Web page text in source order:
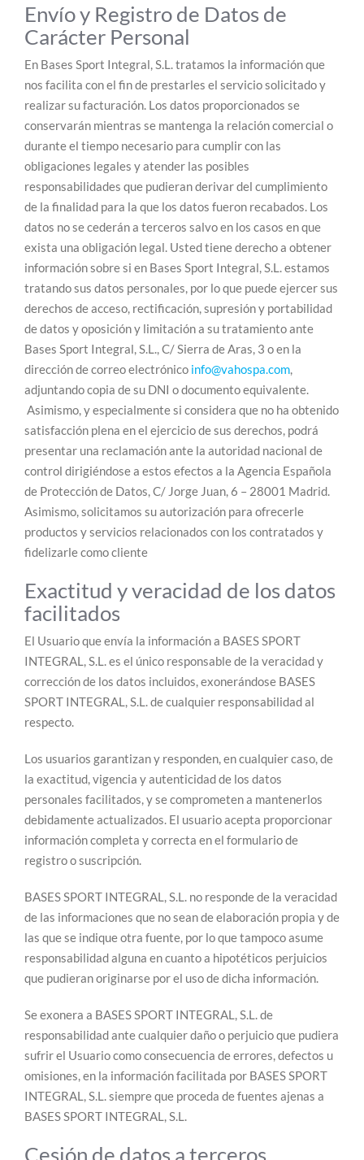
Envío y Registro de Datos de
Carácter Personal
En Bases Sport Integral, S.L. tratamos la información que
nos facilita con el fin de prestarles el servicio solicitado y
realizar su facturación. Los datos proporcionados se
conservarán mientras se mantenga la relación comercial o
durante el tiempo necesario para cumplir con las
obligaciones legales y atender las posibles
responsabilidades que pudieran derivar del cumplimiento
de la finalidad para la que los datos fueron recabados. Los
datos no se cederán a terceros salvo en los casos en que
exista una obligación legal. Usted tiene derecho a obtener
información sobre si en Bases Sport Integral, S.L. estamos
tratando sus datos personales, por lo que puede ejercer sus
derechos de acceso, rectificación, supresión y portabilidad
de datos y oposición y limitación a su tratamiento ante
Bases Sport Integral, S.L., C/ Sierra de Aras, 3 o en la
dirección de correo electrónico info@vahospa.com,
adjuntando copia de su DNI o documento equivalente.
Asimismo, y especialmente si considera que no ha obtenido
satisfacción plena en el ejercicio de sus derechos, podrá
presentar una reclamación ante la autoridad nacional de
control dirigiéndose a estos efectos a la Agencia Española
de Protección de Datos, C/ Jorge Juan, 6 – 28001 Madrid.
Asimismo, solicitamos su autorización para ofrecerle
productos y servicios relacionados con los contratados y
fidelizarle como cliente
Exactitud y veracidad de los datos
facilitados
El Usuario que envía la información a BASES SPORT
INTEGRAL, S.L. es el único responsable de la veracidad y
corrección de los datos incluidos, exonerándose BASES
SPORT INTEGRAL, S.L. de cualquier responsabilidad al
respecto.
Los usuarios garantizan y responden, en cualquier caso, de
la exactitud, vigencia y autenticidad de los datos
personales facilitados, y se comprometen a mantenerlos
debidamente actualizados. El usuario acepta proporcionar
información completa y correcta en el formulario de
registro o suscripción.
BASES SPORT INTEGRAL, S.L. no responde de la veracidad
de las informaciones que no sean de elaboración propia y de
las que se indique otra fuente, por lo que tampoco asume
responsabilidad alguna en cuanto a hipotéticos perjuicios
que pudieran originarse por el uso de dicha información.
Se exonera a BASES SPORT INTEGRAL, S.L. de
responsabilidad ante cualquier daño o perjuicio que pudiera
sufrir el Usuario como consecuencia de errores, defectos u
omisiones, en la información facilitada por BASES SPORT
INTEGRAL, S.L. siempre que proceda de fuentes ajenas a
BASES SPORT INTEGRAL, S.L.
Cesión de datos a terceros